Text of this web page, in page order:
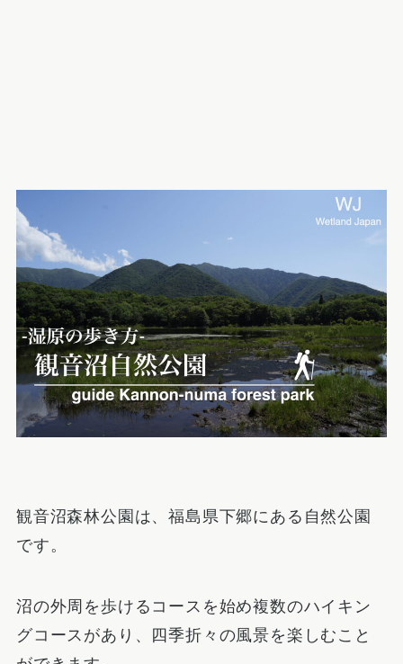
観音沼森林公園は、福島県下郷にある自然公園
です。
沼の外周を歩けるコースを始め複数のハイキン
グコースがあり、四季折々の風景を楽しむこと